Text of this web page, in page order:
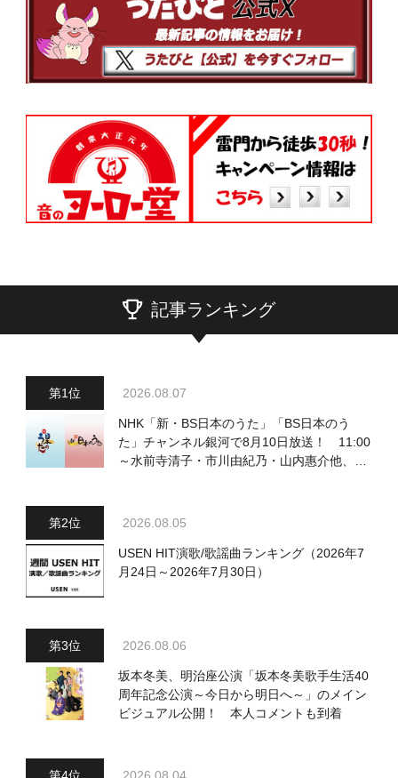
記事ランキング
2026.08.07
NHK「新・BS日本のうた」「BS日本のう
た」チャンネル銀河で8月10日放送！ 11:00
～水前寺清子・市川由紀乃・山内惠介他、
2026.08.05
USEN HIT演歌/歌謡曲ランキング（2026年7
月24日～2026年7月30日）
2026.08.06
坂本冬美、明治座公演「坂本冬美歌手生活40
周年記念公演～今日から明日へ～」のメイン
ビジュアル公開！ 本人コメントも到着